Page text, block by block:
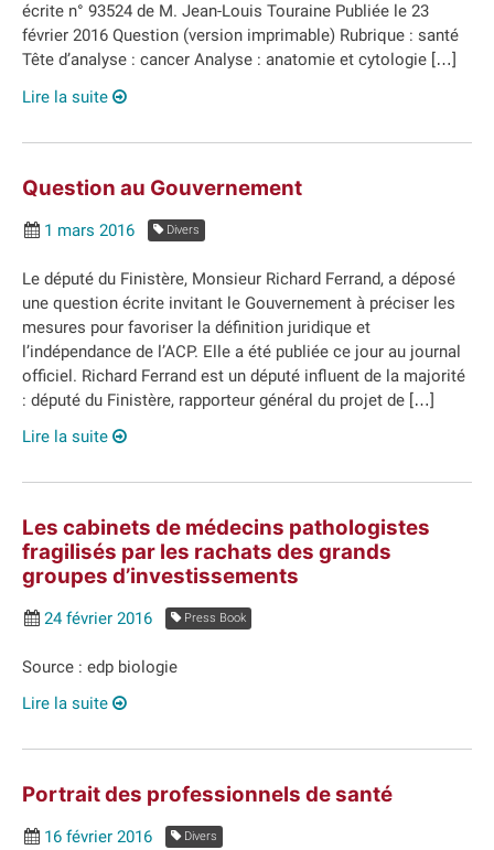
écrite n° 93524 de M. Jean-Louis Touraine Publiée le 23
février 2016 Question (version imprimable) Rubrique : santé
Tête d’analyse : cancer Analyse : anatomie et cytologie […]
Lire la suite
Question au Gouvernement
1 mars 2016 Divers
Le député du Finistère, Monsieur Richard Ferrand, a déposé
une question écrite invitant le Gouvernement à préciser les
mesures pour favoriser la définition juridique et
l’indépendance de l’ACP. Elle a été publiée ce jour au journal
officiel. Richard Ferrand est un député influent de la majorité
: député du Finistère, rapporteur général du projet de […]
Lire la suite
Les cabinets de médecins pathologistes
fragilisés par les rachats des grands
groupes d’investissements
24 février 2016 Press Book
Source : edp biologie
Lire la suite
Portrait des professionnels de santé
16 février 2016 Divers